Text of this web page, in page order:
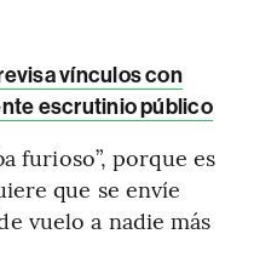
vínculos con
escrutinio público
furioso”, porque es
que se envíe
vuelo a nadie más